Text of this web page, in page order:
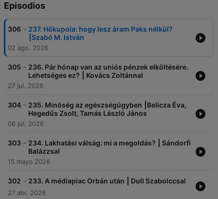
Episodios
306 - 237. Hőkupola: hogy lesz áram Paks nélkül?
⎮Szabó M. István
02 ago. 2026
305 - 236. Pár hónap van az uniós pénzek elköltésére.
Lehetséges ez? ⎮ Kovács Zoltánnal
27 jul. 2026
304 - 235. Minőség az egészségügyben ⎮Belicza Éva,
Hegedűs Zsolt, Tamás László János
06 jul. 2026
303 - 234. Lakhatási válság: mi a megoldás? ⎮ Sándorfi
Balázzsal
15 mayo 2026
302 - 233. A médiapiac Orbán után ⎮ Dull Szabolccsal
27 abr. 2026